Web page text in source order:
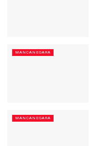
MANCANEGARA
MANCANEGARA